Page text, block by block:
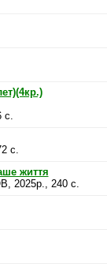
c.
c.
життя
2025р., 240 c.